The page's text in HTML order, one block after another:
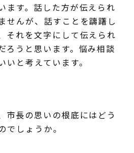
ます。話した方が伝えられ
せんが、話すことを躊躇し
それを文字にして伝えられ
ろうと思います。悩み相談
と考えています。
市長の思いの根底にはどう
でしょうか。